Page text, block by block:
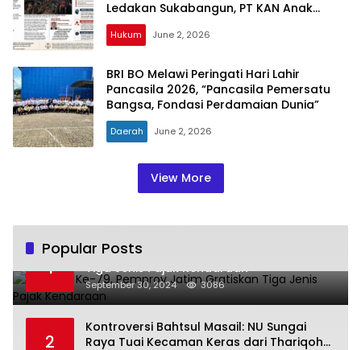
Ledakan Sukabangun, PT KAN Anak
Usaha Harita Group Didesak
Bertanggung Jawab
Hukum June 2, 2026
BRI BO Melawi Peringati Hari Lahir
Pancasila 2026, “Pancasila Pemersatu
Bangsa, Fondasi Perdamaian Dunia”
Daerah June 2, 2026
View More
Popular Posts
1
Hari Jadi Ke-79, Pemprov Jatim Gratiskan
Tiga Jenis Pajak Kendaraan
September 30, 2024 3086
2
Kontroversi Bahtsul Masail: NU Sungai
Raya Tuai Kecaman Keras dari Thariqoh